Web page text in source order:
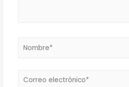
Nombre*
Correo